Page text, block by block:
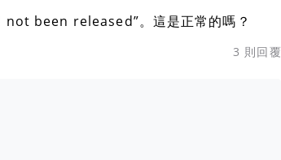
been released”。這是正常的嗎？
3 則回覆